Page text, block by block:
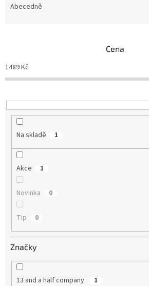
o
d
k
t
Abecedně
Cena
1489Kč
Na skladě 1
Akce 1
Novinka 0
Tip 0
Značky
13 and a half company 1